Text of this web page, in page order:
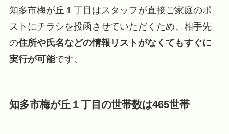
知多市梅が丘１丁目はスタッフが直接ご家庭のポ
ストにチラシを投函させていただくため、相手先
の住所や氏名などの情報リストがなくてもすぐに
実行が可能です。
知多市梅が丘１丁目の世帯数は465世帯